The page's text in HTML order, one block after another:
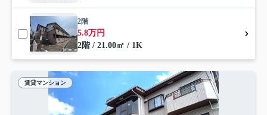
2階
5.8万円
2階 / 21.00㎡ / 1K
賃貸マンション